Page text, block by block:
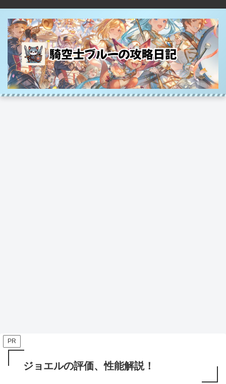
PR
ジョエルの評価、性能解説！